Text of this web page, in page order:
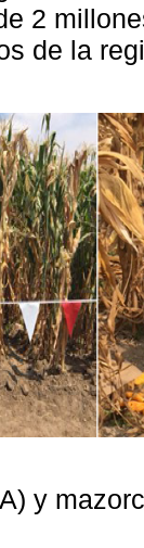
2
de la
y